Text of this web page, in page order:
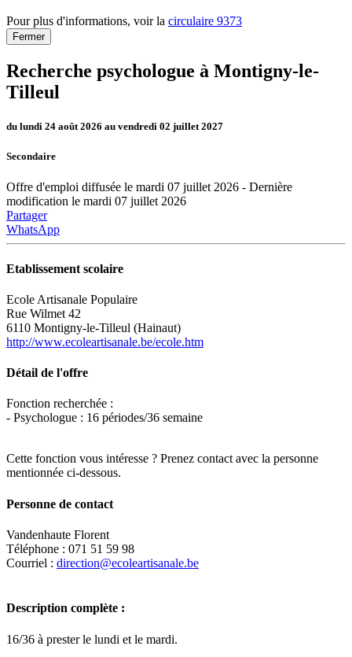
Pour plus d'informations, voir la circulaire 9373
Fermer
Recherche psychologue à Montigny-le-
Tilleul
du lundi 24 août 2026 au vendredi 02 juillet 2027
Secondaire
Offre d'emploi diffusée le mardi 07 juillet 2026 - Dernière
modification le mardi 07 juillet 2026
Partager
WhatsApp
Etablissement scolaire
Ecole Artisanale Populaire
Rue Wilmet 42
6110 Montigny-le-Tilleul (Hainaut)
http://www.ecoleartisanale.be/ecole.htm
Détail de l'offre
Fonction recherchée :
- Psychologue : 16 périodes/36 semaine
Cette fonction vous intéresse ? Prenez contact avec la personne
mentionnée ci-dessous.
Personne de contact
Vandenhaute Florent
Téléphone : 071 51 59 98
Courriel : direction@ecoleartisanale.be
Description complète :
16/36 à prester le lundi et le mardi.
Leaflet|Map data ©